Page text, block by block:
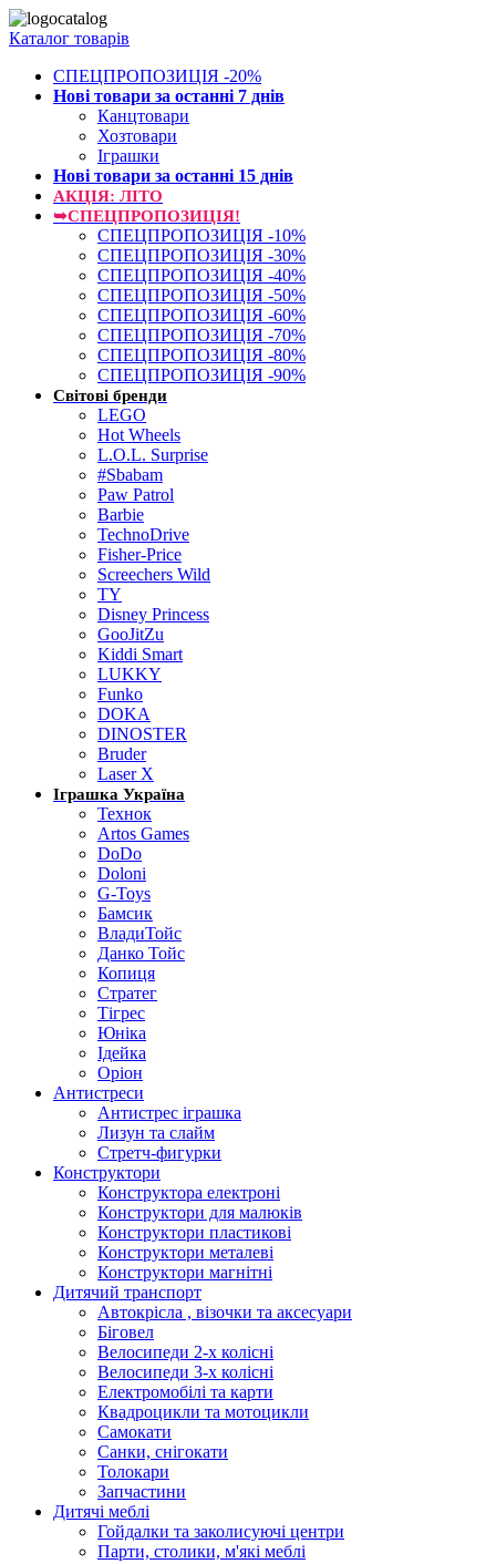
Каталог товарів
СПЕЦПРОПОЗИЦІЯ -20%
Нові товари за останнi 7 днiв
Канцтовари
Хозтовари
Іграшки
Нові товари за останнi 15 днiв
АКЦІЯ: ЛІТО
➥СПЕЦПРОПОЗИЦІЯ!
СПЕЦПРОПОЗИЦІЯ -10%
СПЕЦПРОПОЗИЦІЯ -30%
СПЕЦПРОПОЗИЦІЯ -40%
СПЕЦПРОПОЗИЦІЯ -50%
СПЕЦПРОПОЗИЦІЯ -60%
СПЕЦПРОПОЗИЦІЯ -70%
СПЕЦПРОПОЗИЦІЯ -80%
СПЕЦПРОПОЗИЦІЯ -90%
Світові бренди
LEGO
Hot Wheels
L.O.L. Surprise
#Sbabam
Paw Patrol
Barbie
TechnoDrive
Fisher-Price
Screechers Wild
TY
Disney Princess
GooJitZu
Kiddi Smart
LUKKY
Funko
DOKA
DINOSTER
Bruder
Laser X
Іграшка Україна
Технок
Artos Games
DoDo
Doloni
G-Toys
Бамсик
ВладиТойс
Данко Тойс
Копиця
Стратег
Тігрес
Юніка
Ідейка
Оріон
Антистреси
Антистрес іграшка
Лизун та слайм
Стретч-фигурки
Конструктори
Конструктора електроні
Конструктори для малюків
Конструктори пластикові
Конструктори металеві
Конструктори магнітні
Дитячий транспорт
Автокрісла , візочки та аксесуари
Біговел
Велосипеди 2-х колісні
Велосипеди 3-х колісні
Електромобілі та карти
Квадроцикли та мотоцикли
Самокати
Санки, снігокати
Толокари
Запчастини
Дитячі меблі
Гойдалки та заколисуючі центри
Парти, столики, м'які меблі